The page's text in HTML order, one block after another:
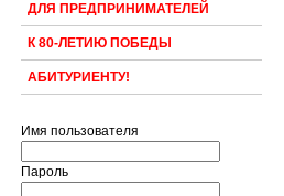
ДЛЯ ПРЕДПРИНИМАТЕЛЕЙ
К 80-ЛЕТИЮ ПОБЕДЫ
АБИТУРИЕНТУ!
Имя пользователя
Пароль